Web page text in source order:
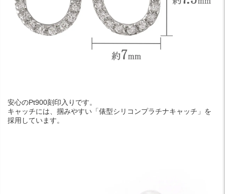
安心のPt900刻印入りです。
キャッチには、掴みやすい「俵型シリコンプラチナキャッチ」を
採用しています。